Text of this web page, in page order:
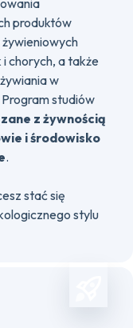
produktów
chorych, a także
w
studiów
z żywnością
i środowisko
.
stać się
stylu